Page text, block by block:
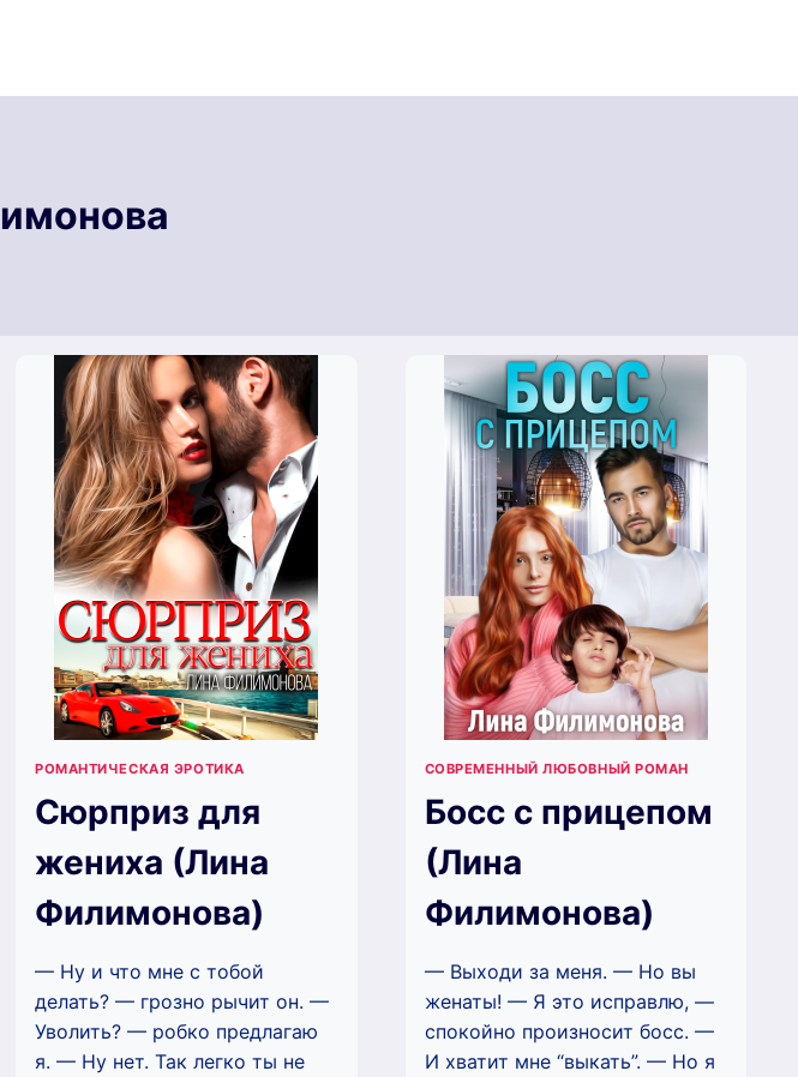
РОМАНТИЧЕСКАЯ ЭРОТИКА
Сюрприз для
жениха (Лина
Филимонова)
— Ну и что мне с тобой
делать? — грозно рычит он. —
Уволить? — робко предлагаю
я. — Ну нет. Так легко ты не
СОВРЕМЕННЫЙ ЛЮБОВНЫЙ РОМАН
Босс с прицепом
(Лина
Филимонова)
— Выходи за меня. — Но вы
женаты! — Я это исправлю, —
спокойно произносит босс. —
И хватит мне “выкать”. — Но я